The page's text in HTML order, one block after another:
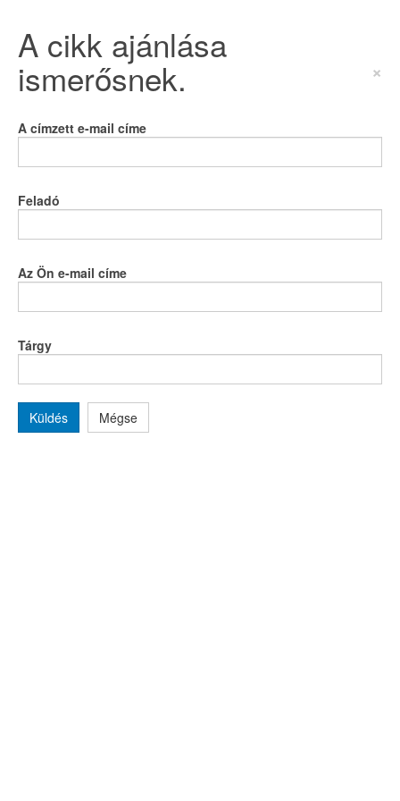
A cikk ajánlása
ismerősnek. ×
A címzett e-mail címe
Feladó
Az Ön e-mail címe
Tárgy
Küldés Mégse